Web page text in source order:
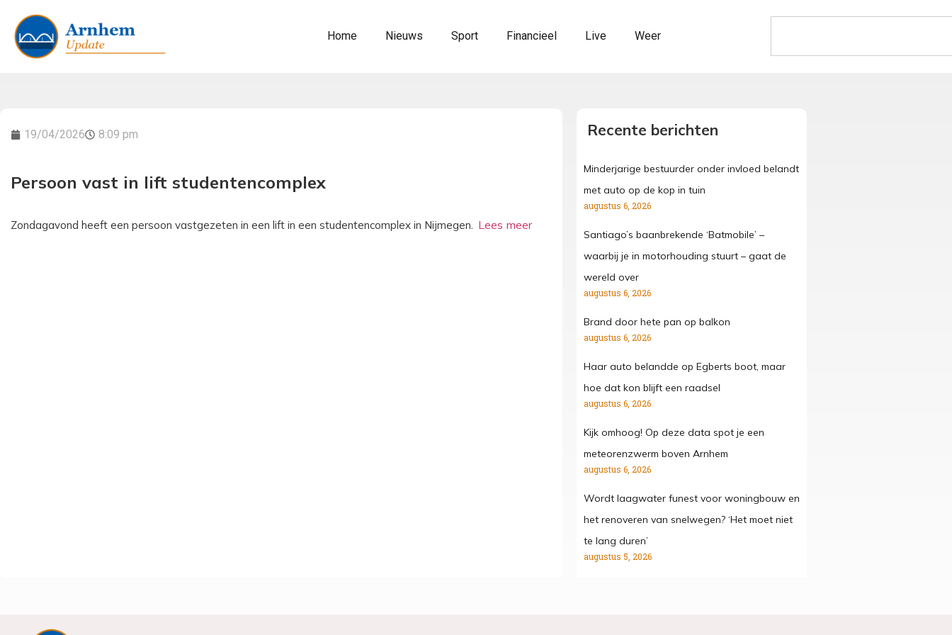
Home Nieuws Sport Financieel Live Weer
19/04/2026 8:09 pm
Persoon vast in lift studentencomplex
Zondagavond heeft een persoon vastgezeten in een lift in een studentencomplex in Nijmegen.
Recente berichten
Minderjarige bestuurder onder invloed belandt
met auto op de kop in tuin
augustus 6, 2026
Santiago’s baanbrekende ‘Batmobile’ –
waarbij je in motorhouding stuurt – gaat de
wereld over
augustus 6, 2026
Brand door hete pan op balkon
augustus 6, 2026
Haar auto belandde op Egberts boot, maar
hoe dat kon blijft een raadsel
augustus 6, 2026
Kijk omhoog! Op deze data spot je een
meteorenzwerm boven Arnhem
augustus 6, 2026
Wordt laagwater funest voor woningbouw en
het renoveren van snelwegen? ‘Het moet niet
te lang duren’
augustus 5, 2026